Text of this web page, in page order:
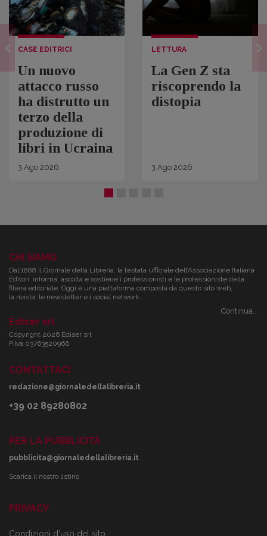
CASE EDITRICI
Un nuovo
attacco russo
ha distrutto un
terzo della
produzione di
libri in Ucraina
3 Ago 2026
LETTURA
La Gen Z sta
riscoprendo la
distopia
3 Ago 2026
CHI SIAMO
Dal 1888 il Giornale della Libreria, la testata ufficiale dell’Associazione Italiana
Editori, informa, ascolta e sostiene i professionisti e le professioniste della
filiera editoriale. Oggi è una piattaforma composta da questo sito web,
la rivista, le newsletter e i social network.
Continua...
Ediser srl
Copyright 2026 Ediser srl
P.Iva 03763520966
CONTATTACI
redazione@giornaledellalibreria.it
+39 02 89280802
PER LA PUBBLICITÀ
pubblicita@giornaledellalibreria.it
Scarica il nostro listino
PRIVACY
Condizioni d'uso del sito